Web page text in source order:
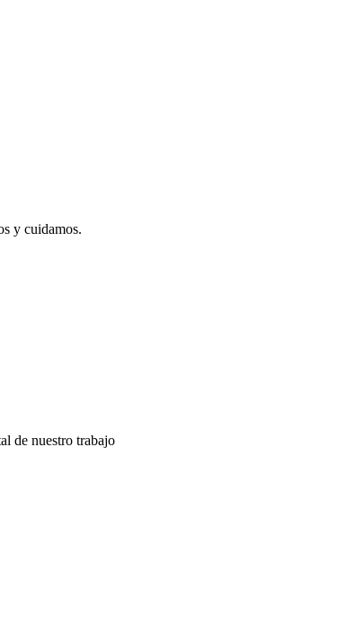
y cuidamos.
de nuestro trabajo